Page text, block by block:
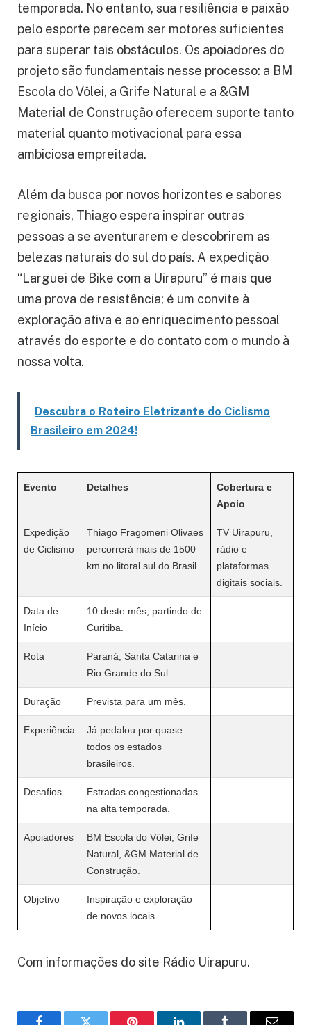
temporada. No entanto, sua resiliência e paixão
pelo esporte parecem ser motores suficientes
para superar tais obstáculos. Os apoiadores do
projeto são fundamentais nesse processo: a BM
Escola do Vôlei, a Grife Natural e a &GM
Material de Construção oferecem suporte tanto
material quanto motivacional para essa
ambiciosa empreitada.
Além da busca por novos horizontes e sabores
regionais, Thiago espera inspirar outras
pessoas a se aventurarem e descobrirem as
belezas naturais do sul do país. A expedição
“Larguei de Bike com a Uirapuru” é mais que
uma prova de resistência; é um convite à
exploração ativa e ao enriquecimento pessoal
através do esporte e do contato com o mundo à
nossa volta.
Descubra o Roteiro Eletrizante do Ciclismo
Brasileiro em 2024!
Evento Detalhes
Cobertura e
Apoio
Expedição
de Ciclismo
Thiago Fragomeni Olivaes
percorrerá mais de 1500
km no litoral sul do Brasil.
TV Uirapuru,
rádio e
plataformas
digitais sociais.
Data de
Início
10 deste mês, partindo de
Curitiba.
Rota
Paraná, Santa Catarina e
Rio Grande do Sul.
Duração Prevista para um mês.
Experiência
Já pedalou por quase
todos os estados
brasileiros.
Desafios
Estradas congestionadas
na alta temporada.
Apoiadores
BM Escola do Vôlei, Grife
Natural, &GM Material de
Construção.
Objetivo
Inspiração e exploração
de novos locais.
Com informações do site Rádio Uirapuru.